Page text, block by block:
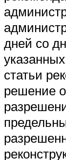
дней со
статьи
решение